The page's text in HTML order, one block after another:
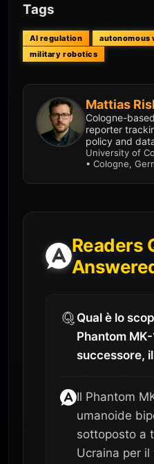
Tags
AI regulation autonomous
military robotics
Mattias
Cologne-
reporter
policy and
University of
• Cologne,
Readers
Qual è lo
Phantom
successore,
Il Phantom
umanoide
sottoposto a
Ucraina per